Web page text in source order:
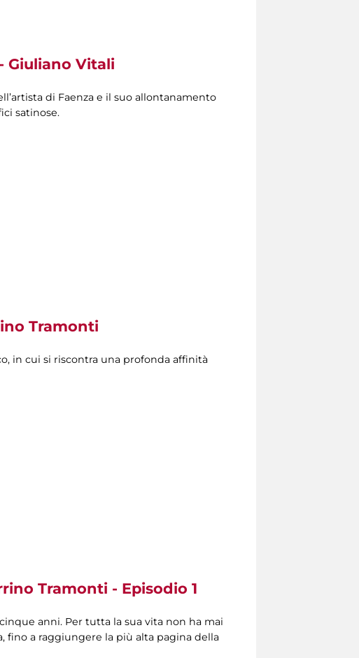
Giuliano Vitali
di Faenza e il suo allontanamento
satinose.
Tramonti
in cui si riscontra una profonda affinità
Tramonti - Episodio 1
anni. Per tutta la sua vita non ha mai
fino a raggiungere la più alta pagina della